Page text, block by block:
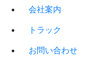
会社案内
トラック
お問い合わせ